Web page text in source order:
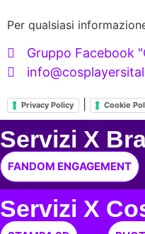
Per qualsiasi
Gruppo Facebook
Privacy Policy Cookie
Servizi X
FANDOM ENGAGEMENT
Servizi X